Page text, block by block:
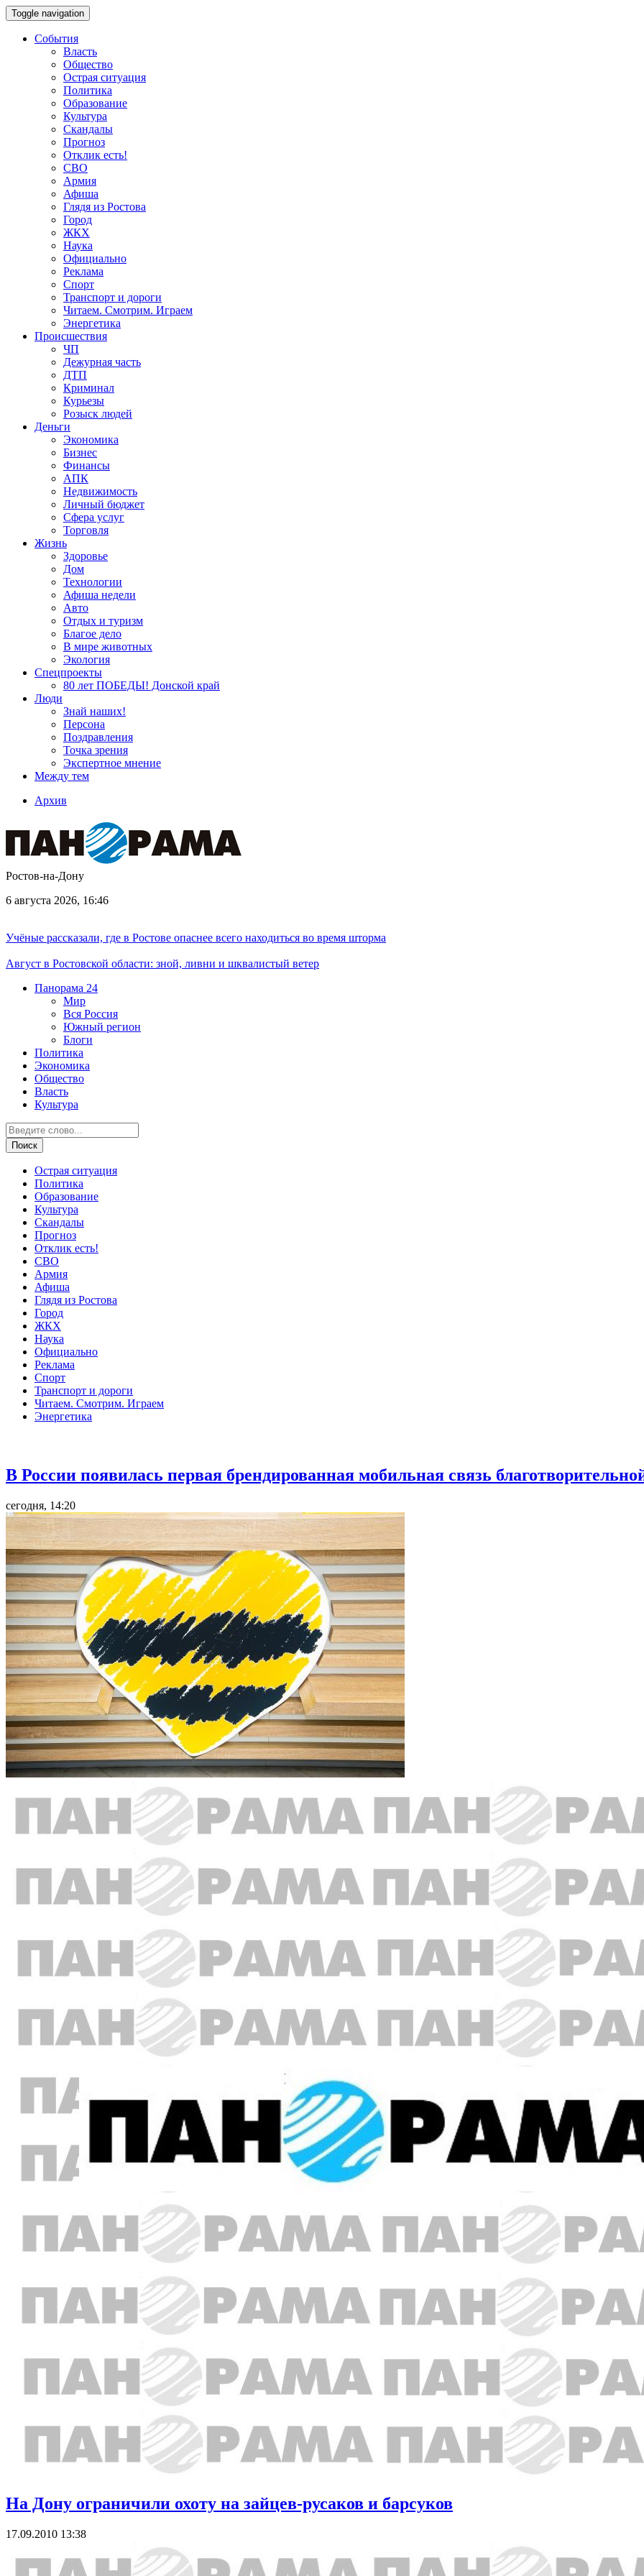
Toggle navigation
События
Власть
Общество
Острая ситуация
Политика
Образование
Культура
Скандалы
Прогноз
Отклик есть!
СВО
Армия
Афиша
Глядя из Ростова
Город
ЖКХ
Наука
Официально
Реклама
Спорт
Транспорт и дороги
Читаем. Смотрим. Играем
Энергетика
Происшествия
ЧП
Дежурная часть
ДТП
Криминал
Курьезы
Розыск людей
Деньги
Экономика
Бизнес
Финансы
АПК
Недвижимость
Личный бюджет
Сфера услуг
Торговля
Жизнь
Здоровье
Дом
Технологии
Афиша недели
Авто
Отдых и туризм
Благое дело
В мире животных
Экология
Спецпроекты
80 лет ПОБЕДЫ! Донской край
Люди
Знай наших!
Персона
Поздравления
Точка зрения
Экспертное мнение
Между тем
Архив
Ростов-на-Дону
6 августа 2026, 16:46
Учёные рассказали, где в Ростове опаснее всего находиться во время шторма
Август в Ростовской области: зной, ливни и шквалистый ветер
Панорама 24
Мир
Вся Россия
Южный регион
Блоги
Политика
Экономика
Общество
Власть
Культура
Острая ситуация
Политика
Образование
Культура
Скандалы
Прогноз
Отклик есть!
СВО
Армия
Афиша
Глядя из Ростова
Город
ЖКХ
Наука
Официально
Реклама
Спорт
Транспорт и дороги
Читаем. Смотрим. Играем
Энергетика
В России появилась первая брендированная мобильная связь
сегодня, 14:20
На Дону ограничили охоту на зайцев-русаков и барсуков
17.09.2010 13:38